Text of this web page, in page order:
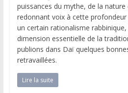
puissances du mythe, de la nature
redonnant voix à cette
un certain rationalisme rabbinique,
dimension essentielle de la
publions dans Daï quelques
retravaillées.
Lire la suite